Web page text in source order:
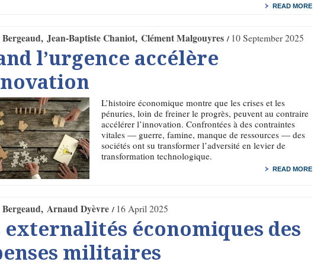
READ MORE
Jean-Baptiste Chaniot Clément Malgouyres 10 September 2025
l’urgence accélère
L’histoire économique montre que les crises et les
pénuries, loin de freiner le progrès, peuvent au contraire
accélérer l’innovation. Confrontées à des contraintes
vitales — guerre, famine, manque de ressources — des
sociétés ont su transformer l’adversité en levier de
transformation technologique.
READ MORE
Arnaud Dyèvre 16 April 2025
externalités économiques des
militaires